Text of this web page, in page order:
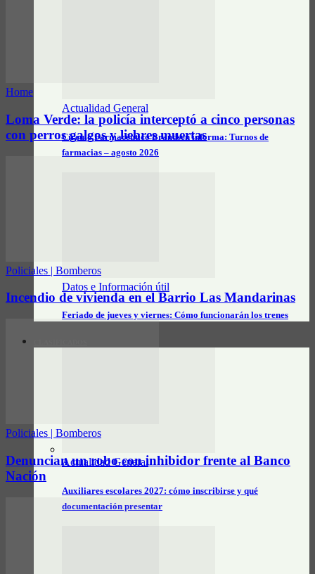
Actualidad General
Círculo Farmacéutico Brandsen informa: Turnos de
farmacias – agosto 2026
Datos e Información útil
Feriado de jueves y viernes: Cómo funcionarán los trenes
Actualidad General
Auxiliares escolares 2027: cómo inscribirse y qué
documentación presentar
Home
Loma Verde: la policía interceptó a cinco personas
con perros galgos y liebres muertas
Policiales | Bomberos
Incendio de vivienda en el Barrio Las Mandarinas
Policiales | Bomberos
Denuncian un robo con inhibidor frente al Banco
Nación